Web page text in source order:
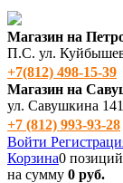
Магазин на
П.С. ул.
+7(812) 498‑15-39
Магазин на
ул. Савушкина
+7 (812) 993-93-28
Войти
Корзина0 позиций
на сумму 0 руб.